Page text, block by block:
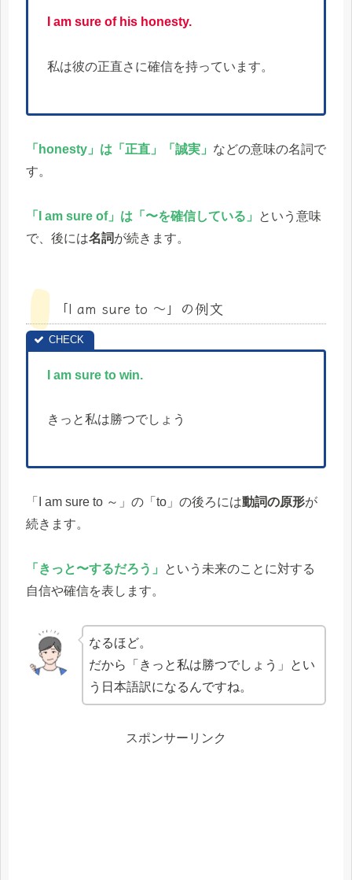
I am sure of his honesty.
私は彼の正直さに確信を持っています。
「honesty」は「正直」「誠実」 などの意味の名詞で
す。
「I am sure of」は「〜を確信している」
という意味
で、後には名詞が続きます。
「I am sure to ～」の例文
I am sure to win.
きっと私は勝つでしょう
「I am sure to ～」の「to」の後ろには動詞の原形が
続きます。
「きっと〜するだろう」
という未来のことに対する
自信や確信を表します。
なるほど。
だから「きっと私は勝つでしょう」とい
う日本語訳になるんですね。
スポンサーリンク